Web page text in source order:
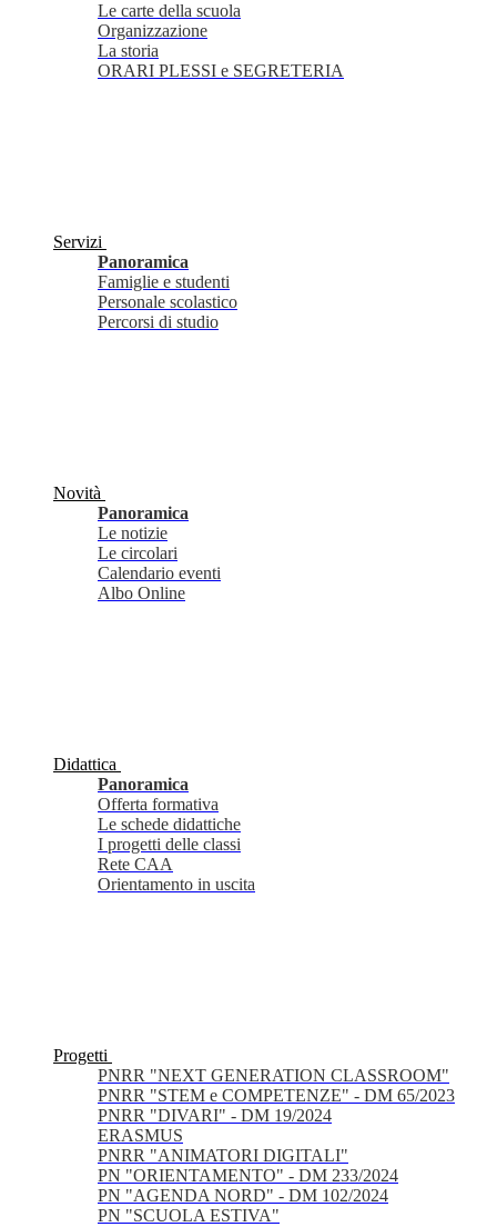
Le carte della scuola
Organizzazione
La storia
ORARI PLESSI e SEGRETERIA
Servizi
Panoramica
Famiglie e studenti
Personale scolastico
Percorsi di studio
Novità
Panoramica
Le notizie
Le circolari
Calendario eventi
Albo Online
Didattica
Panoramica
Offerta formativa
Le schede didattiche
I progetti delle classi
Rete CAA
Orientamento in uscita
Progetti
PNRR "NEXT GENERATION CLASSROOM"
PNRR "STEM e COMPETENZE" - DM 65/2023
PNRR "DIVARI" - DM 19/2024
ERASMUS
PNRR "ANIMATORI DIGITALI"
PN "ORIENTAMENTO" - DM 233/2024
PN "AGENDA NORD" - DM 102/2024
PN "SCUOLA ESTIVA"